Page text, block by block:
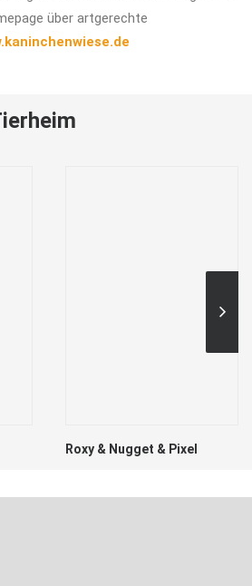
über artgerechte
Roxy & Nugget & Pixel